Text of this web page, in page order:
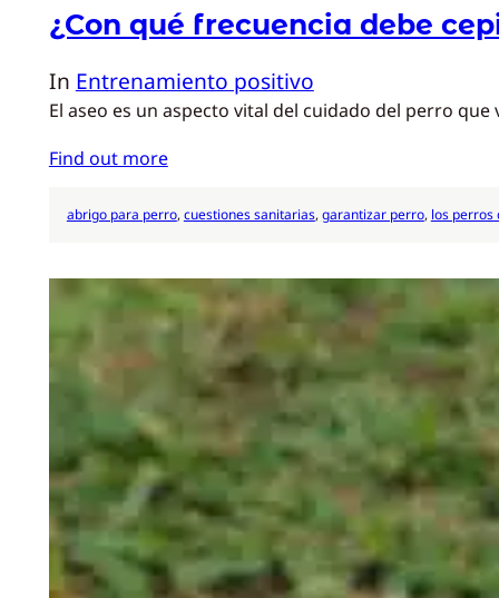
¿Con qué frecuencia debe
In Entrenamiento positivo
El aseo es un aspecto vital del cuidado del perro
Find out more
abrigo para perro, cuestiones sanitarias, garantizar perro, los perros